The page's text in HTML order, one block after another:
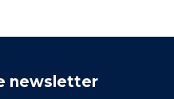
newsletter